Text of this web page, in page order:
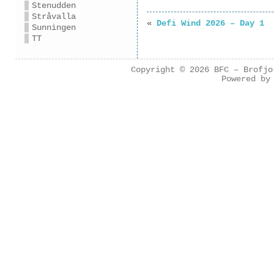
Stenudden
Stråvalla
Sunningen
TT
« Defi Wind 2026 – Day 1
Copyright © 2026 BFC –
Powered